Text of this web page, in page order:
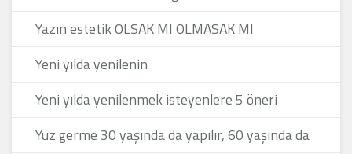
Yazın estetik OLSAK MI OLMASAK MI
Yeni yılda yenilenin
Yeni yılda yenilenmek isteyenlere 5 öneri
Yüz germe 30 yaşında da yapılır, 60 yaşında da